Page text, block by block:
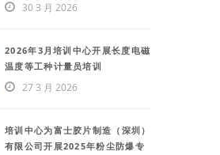
30 3 月 2026
2026年3月培训中心开展长度电磁
温度等工种计量员培训
27 3 月 2026
培训中心为富士胶片制造（深圳）
有限公司开展2025年粉尘防爆专